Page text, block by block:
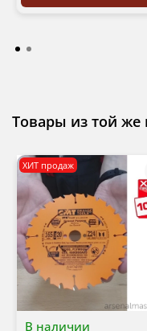
Товары из той же
В наличии
ХИТ продаж